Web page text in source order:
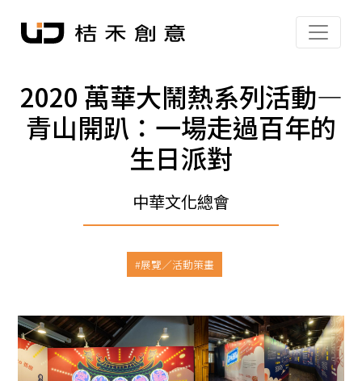
2020 萬華大鬧熱系列活動—
青山開趴：一場走過百年的
生日派對
中華文化總會
展覽／活動策畫